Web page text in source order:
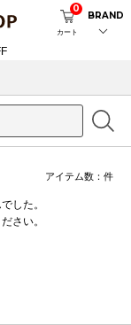
カート
0
BRAND
アイテム数： 件
した。
さい。